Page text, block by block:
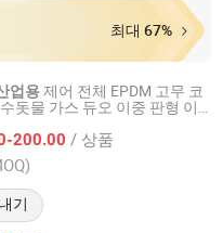
최대 67%
업용제어 전체 EPDM 고무 코
돗물 가스 듀오 이중 판형 이중
200.00 / 상품
기